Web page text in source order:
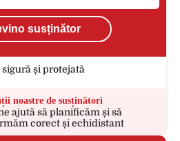
susținător
sigură și protejată
noastre de susținători
ajută să planificăm și să
corect și echidistant